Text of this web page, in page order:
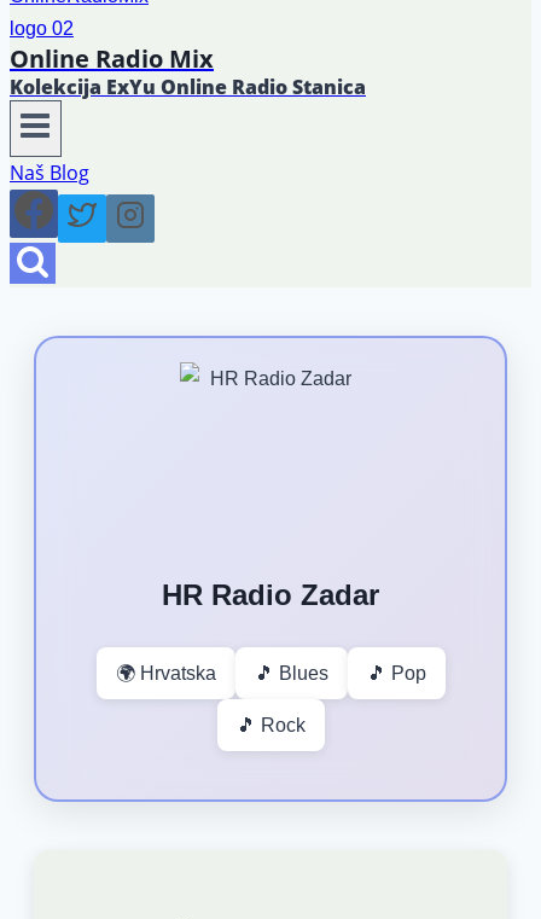
Online Radio Mix
Kolekcija ExYu Online Radio Stanica
Naš Blog
HR Radio Zadar
🌍 Hrvatska 🎵 Blues 🎵 Pop
🎵 Rock